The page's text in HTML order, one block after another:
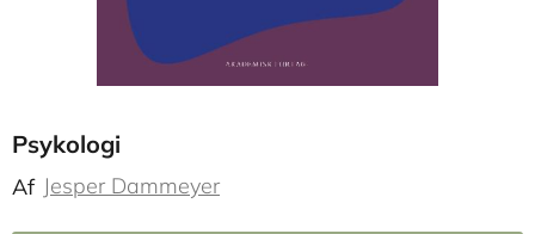
Psykologi
Af Jesper Dammeyer